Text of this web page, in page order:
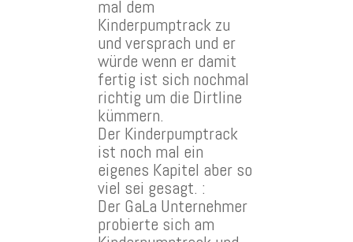
mal dem
Kinderpumptrack zu
und versprach und er
würde wenn er damit
fertig ist sich nochmal
richtig um die Dirtline
kümmern.
Der Kinderpumptrack
ist noch mal ein
eigenes Kapitel aber so
viel sei gesagt. :
Der GaLa Unternehmer
probierte sich am